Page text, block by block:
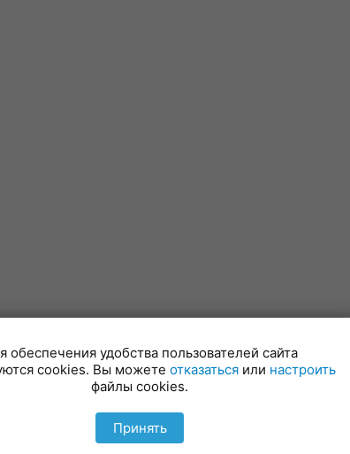
Куритичи
Лельчицы
Ровенская Слобода
Рогачев
обеспечения удобства пользователей сайта
cookies. Вы можете отказаться или настроить
файлы cookies.
Принять